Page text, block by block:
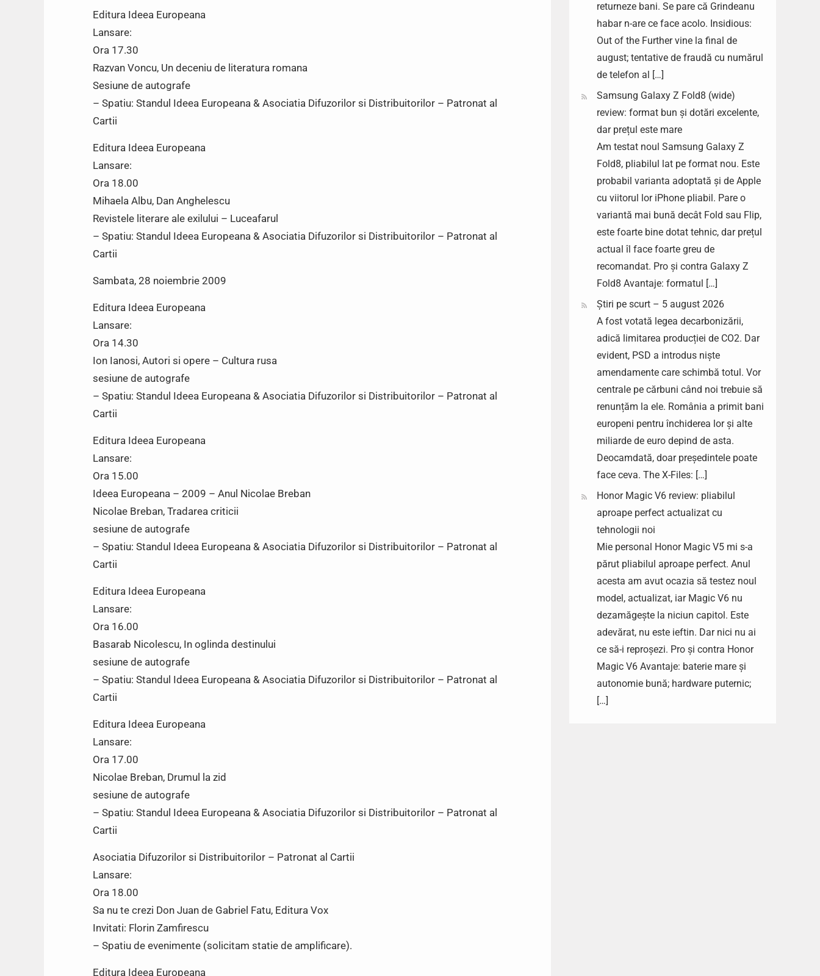
Editura Ideea Europeana
Lansare:
Ora 17.30
Razvan Voncu, Un deceniu de literatura romana
Sesiune de autografe
– Spatiu: Standul Ideea Europeana & Asociatia Difuzorilor si Distribuitorilor – Patronat al
Cartii
Editura Ideea Europeana
Lansare:
Ora 18.00
Mihaela Albu, Dan Anghelescu
Revistele literare ale exilului – Luceafarul
– Spatiu: Standul Ideea Europeana & Asociatia Difuzorilor si Distribuitorilor – Patronat al
Cartii
Sambata, 28 noiembrie 2009
Editura Ideea Europeana
Lansare:
Ora 14.30
Ion Ianosi, Autori si opere – Cultura rusa
sesiune de autografe
– Spatiu: Standul Ideea Europeana & Asociatia Difuzorilor si Distribuitorilor – Patronat al
Cartii
Editura Ideea Europeana
Lansare:
Ora 15.00
Ideea Europeana – 2009 – Anul Nicolae Breban
Nicolae Breban, Tradarea criticii
sesiune de autografe
– Spatiu: Standul Ideea Europeana & Asociatia Difuzorilor si Distribuitorilor – Patronat al
Cartii
Editura Ideea Europeana
Lansare:
Ora 16.00
Basarab Nicolescu, In oglinda destinului
sesiune de autografe
– Spatiu: Standul Ideea Europeana & Asociatia Difuzorilor si Distribuitorilor – Patronat al
Cartii
Editura Ideea Europeana
Lansare:
Ora 17.00
Nicolae Breban, Drumul la zid
sesiune de autografe
– Spatiu: Standul Ideea Europeana & Asociatia Difuzorilor si Distribuitorilor – Patronat al
Cartii
Asociatia Difuzorilor si Distribuitorilor – Patronat al Cartii
Lansare:
Ora 18.00
Sa nu te crezi Don Juan de Gabriel Fatu, Editura Vox
Invitati: Florin Zamfirescu
– Spatiu de evenimente (solicitam statie de amplificare).
Editura Ideea Europeana
returneze bani. Se pare că Grindeanu
habar n-are ce face acolo. Insidious:
Out of the Further vine la final de
august; tentative de fraudă cu numărul
de telefon al […]
Samsung Galaxy Z Fold8 (wide)
review: format bun și dotări excelente,
dar prețul este mare
Am testat noul Samsung Galaxy Z
Fold8, pliabilul lat pe format nou. Este
probabil varianta adoptată și de Apple
cu viitorul lor iPhone pliabil. Pare o
variantă mai bună decât Fold sau Flip,
este foarte bine dotat tehnic, dar prețul
actual îl face foarte greu de
recomandat. Pro și contra Galaxy Z
Fold8 Avantaje: formatul […]
Știri pe scurt – 5 august 2026
A fost votată legea decarbonizării,
adică limitarea producției de CO2. Dar
evident, PSD a introdus niște
amendamente care schimbă totul. Vor
centrale pe cărbuni când noi trebuie să
renunțăm la ele. România a primit bani
europeni pentru închiderea lor și alte
miliarde de euro depind de asta.
Deocamdată, doar președintele poate
face ceva. The X-Files: […]
Honor Magic V6 review: pliabilul
aproape perfect actualizat cu
tehnologii noi
Mie personal Honor Magic V5 mi s-a
părut pliabilul aproape perfect. Anul
acesta am avut ocazia să testez noul
model, actualizat, iar Magic V6 nu
dezamăgește la niciun capitol. Este
adevărat, nu este ieftin. Dar nici nu ai
ce să-i reproșezi. Pro și contra Honor
Magic V6 Avantaje: baterie mare și
autonomie bună; hardware puternic;
[…]